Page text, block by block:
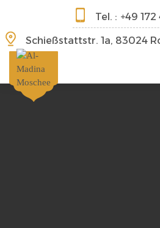
Tel. : +49
Schießstattstr. 1a, 83024